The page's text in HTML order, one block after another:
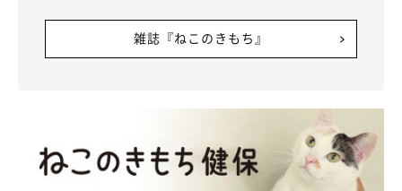
雑誌『ねこのきもち』